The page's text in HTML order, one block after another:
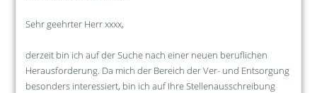
Sehr geehrter Herr xxxx,
derzeit bin ich auf der Suche nach einer neuen beruflichen
Herausforderung. Da mich der Bereich der Ver- und Entsorgung
besonders interessiert, bin ich auf Ihre Stellenausschreibung